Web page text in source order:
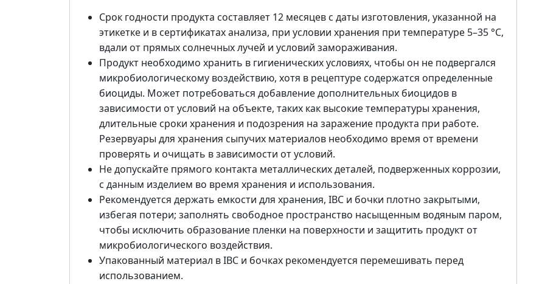
Срок годности продукта составляет 12 месяцев с даты изготовления, указанной на
этикетке и в сертификатах анализа, при условии хранения при температуре 5–35 °C,
вдали от прямых солнечных лучей и условий замораживания.
Продукт необходимо хранить в гигиенических условиях, чтобы он не подвергался
микробиологическому воздействию, хотя в рецептуре содержатся определенные
биоциды. Может потребоваться добавление дополнительных биоцидов в
зависимости от условий на объекте, таких как высокие температуры хранения,
длительные сроки хранения и подозрения на заражение продукта при работе.
Резервуары для хранения сыпучих материалов необходимо время от времени
проверять и очищать в зависимости от условий.
Не допускайте прямого контакта металлических деталей, подверженных коррозии,
с данным изделием во время хранения и использования.
Рекомендуется держать емкости для хранения, IBC и бочки плотно закрытыми,
избегая потери; заполнять свободное пространство насыщенным водяным паром,
чтобы исключить образование пленки на поверхности и защитить продукт от
микробиологического воздействия.
Упакованный материал в IBC и бочках рекомендуется перемешивать перед
использованием.